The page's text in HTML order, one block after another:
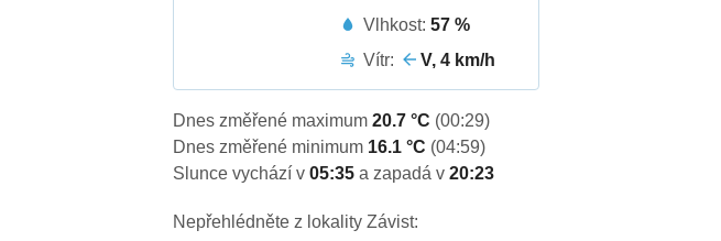
Vlhkost:57 %
Vítr:
V, 4 km/h
Dnes změřené maximum20.7 °C (00:29)
Dnes změřené minimum 16.1 °C (04:59)
Slunce vychází v05:35a zapadá v20:23
Nepřehlédněte z lokality Závist: